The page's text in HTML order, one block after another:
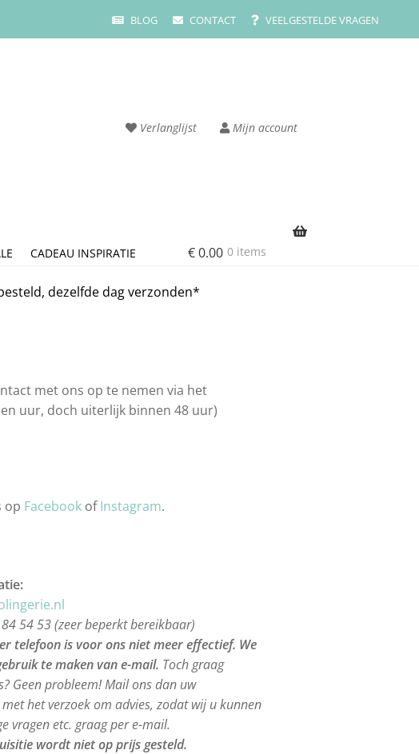
BLOG CONTACT VEELGESTELDE VRAGEN
Verlanglijst Mijn account
CADEAU INSPIRATIE
& InpakserviceCart
€0.00 0 items
dezelfde dag verzonden*
met ons op te nemen via het
uur, doch uiterlijk binnen 48 uur)
op Facebook ofInstagram.
54 53 (zeer beperkt bereikbaar)
telefoon is voor ons niet meer effectief. We
te maken van e-mail. Toch graag
Geen probleem! Mail ons dan uw
het verzoek om advies, zodat wij u kunnen
vragen etc. graag per e-mail.
wordt niet op prijs gesteld.